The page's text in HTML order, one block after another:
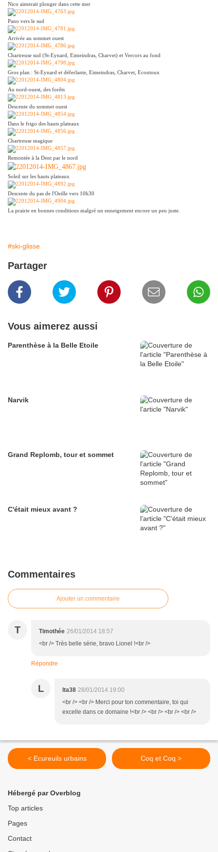
Nico aimerait plonger dans cette mer
Pano vers le sud
Arrivée au sommet ouest
Chartreuse sud (St-Eynard, Eimeindras, Charvet) et Vercors au fond
Gros plan : St-Eynard et déferlante, Eimeindras, Charvet, Ecoutoux
Au nord-ouest, des forêts
Descente du sommet ouest
Dans le frigo des hauts plateaux
Chartreuse magique
Remontée à la Dent par le nord
Soleil sur les hauts plateaux
Descente du pas de l'Oeille vers 10h30
La prairie en bonnes conditions malgré un enneigement encore un peu juste.
#ski-glisse
Partager
Vous aimerez aussi
Parenthèse à la Belle Etoile
Narvik
Grand Replomb, tour et sommet
C'était mieux avant ?
Commentaires
Ajouter un commentaire
T Timothée 26/01/2014 18:57
<br /> Très belle série, bravo Lionel !<br />
Répondre
L lta38 28/01/2014 19:00
<br /> <br /> Merci pour ton commentaire, toi qui
excelle dans ce domaine !<br /> <br /> <br /> <br />
< Ecureuils urbains Coq et Coq >
Hébergé par Overblog
Top articles
Pages
Contact